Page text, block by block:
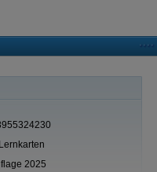
2025